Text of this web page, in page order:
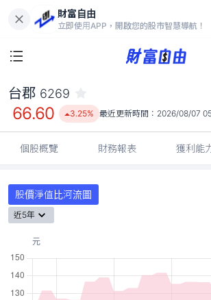
財富自由
立即使用APP，開啟您的股市智慧導航！
66.60
3.25%
台郡 6269
66.60 3.25% 最近更新時間： 2026/08/07
個股概覽 財務報表 獲利能
股價淨值比河流圖
近5年